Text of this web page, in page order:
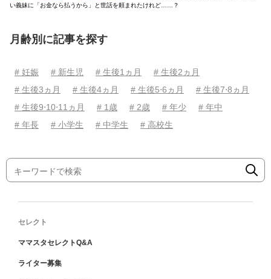
い義妹に「お金なら払うから」と世話を頼まれたけれど……？
月齢別に記事を探す
# 妊娠 # 新生児 # 生後1ヵ月
# 生後2ヵ月
# 生後3ヵ月
# 生後4ヵ月 # 生後5⋅6ヵ月
# 生後7⋅8ヵ月
# 生後9⋅10⋅11ヵ月
# 1歳 # 2歳 # 年少
# 年中
# 年長
# 小学生 # 中学生 # 高校生
セレクト
ママスタセレクトQ&A
ライター募集